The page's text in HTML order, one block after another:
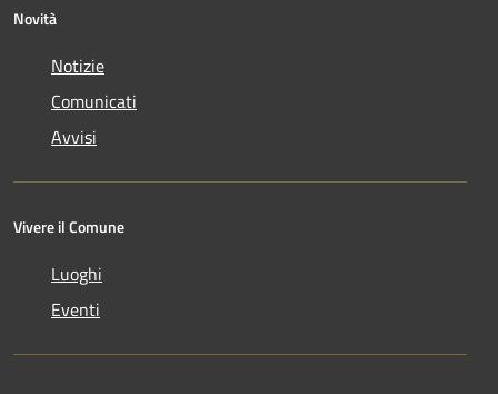
Novità
Notizie
Comunicati
Avvisi
Vivere il Comune
Luoghi
Eventi